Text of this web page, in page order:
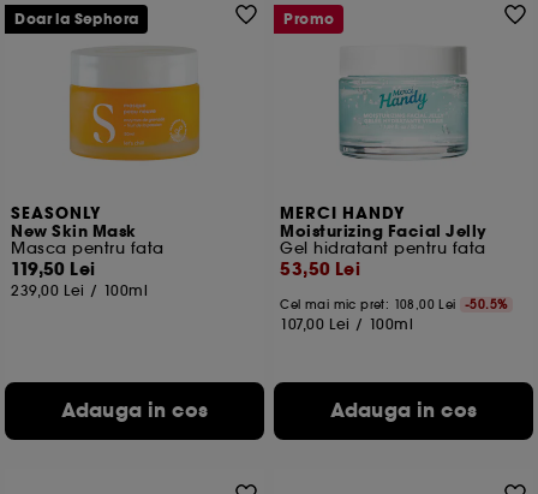
SEASONLY
New Skin Mask
Masca pentru fata
119,50 Lei
239,00 Lei / 100ml
Adauga in cos
Doar la Sephora
MERCI HANDY
Moisturizing Facial Jelly
Gel hidratant pentru fata
53,50 Lei
Cel mai mic pret: 108,00 Lei -50.5%
107,00 Lei / 100ml
Adauga in cos
Promo